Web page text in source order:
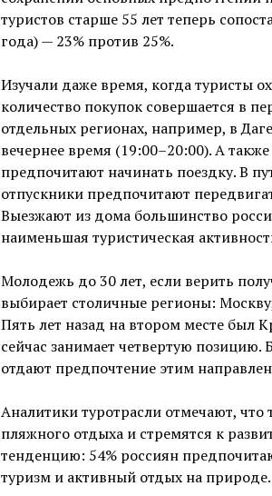
туристов старше 55 лет теперь
года) — 23% против 25%.
Изучали даже время, когда туристы
количество покупок совершается в
отдельных регионах, например, в
вечернее время (19:00–20:00). А
предпочитают начинать поездку. В
отпускники предпочитают
Выезжают из дома большинство
наименьшая туристическая
Молодежь до 30 лет, если верить
выбирает столичные регионы:
Пять лет назад на втором месте был
сейчас занимает четвертую позицию.
отдают предпочтение этим
Аналитики туротрасли отмечают, что
пляжного отдыха и стремятся к
тенденцию: 54% россиян
туризм и активный отдых на природе.